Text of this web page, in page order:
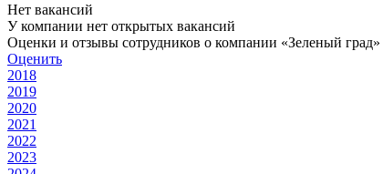
Нет вакансий
У компании нет открытых вакансий
Оценки и отзывы сотрудников о компании «Зеленый град»
Оценить
2018
2019
2020
2021
2022
2023